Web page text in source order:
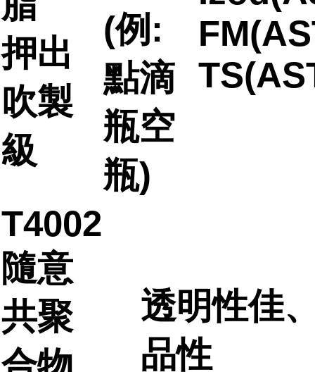
押出
吹製
級
(例:
點滴
瓶空
瓶)
T4002
隨意
共聚
透明性佳
品性